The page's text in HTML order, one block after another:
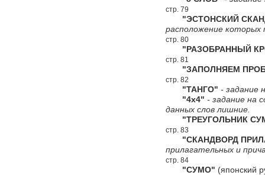
стр. 79
"ЭСТОНСКИЙ
расположение
стр. 80
"РАЗОБРАННЫЙ
стр. 81
"ЗАПОЛНЯЕМ
стр. 82
"ТАНГО" - задание
"4х4" - задание на
данных слов лишние.
"ТРЕУГОЛЬНИК
стр. 83
"СКАНДВОРД
прилагательных и
стр. 84
"СУМО" (японский